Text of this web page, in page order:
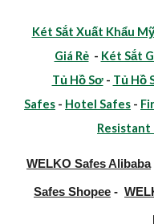
Két Sắt Xuất Khẩu Mỹ
Giá Rẻ- Két Sắt
Tủ Hồ Sơ- Tủ Hồ
Safes - Hotel Safes -
Resistant
WELKO Safes Alibaba
Safes Shopee -